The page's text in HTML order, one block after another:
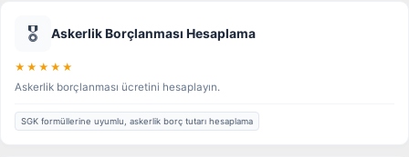
🎖️ Askerlik Borçlanması Hesaplama
★★★★★
Askerlik borçlanması ücretini hesaplayın.
SGK formüllerine uyumlu, askerlik borç tutarı hesaplama